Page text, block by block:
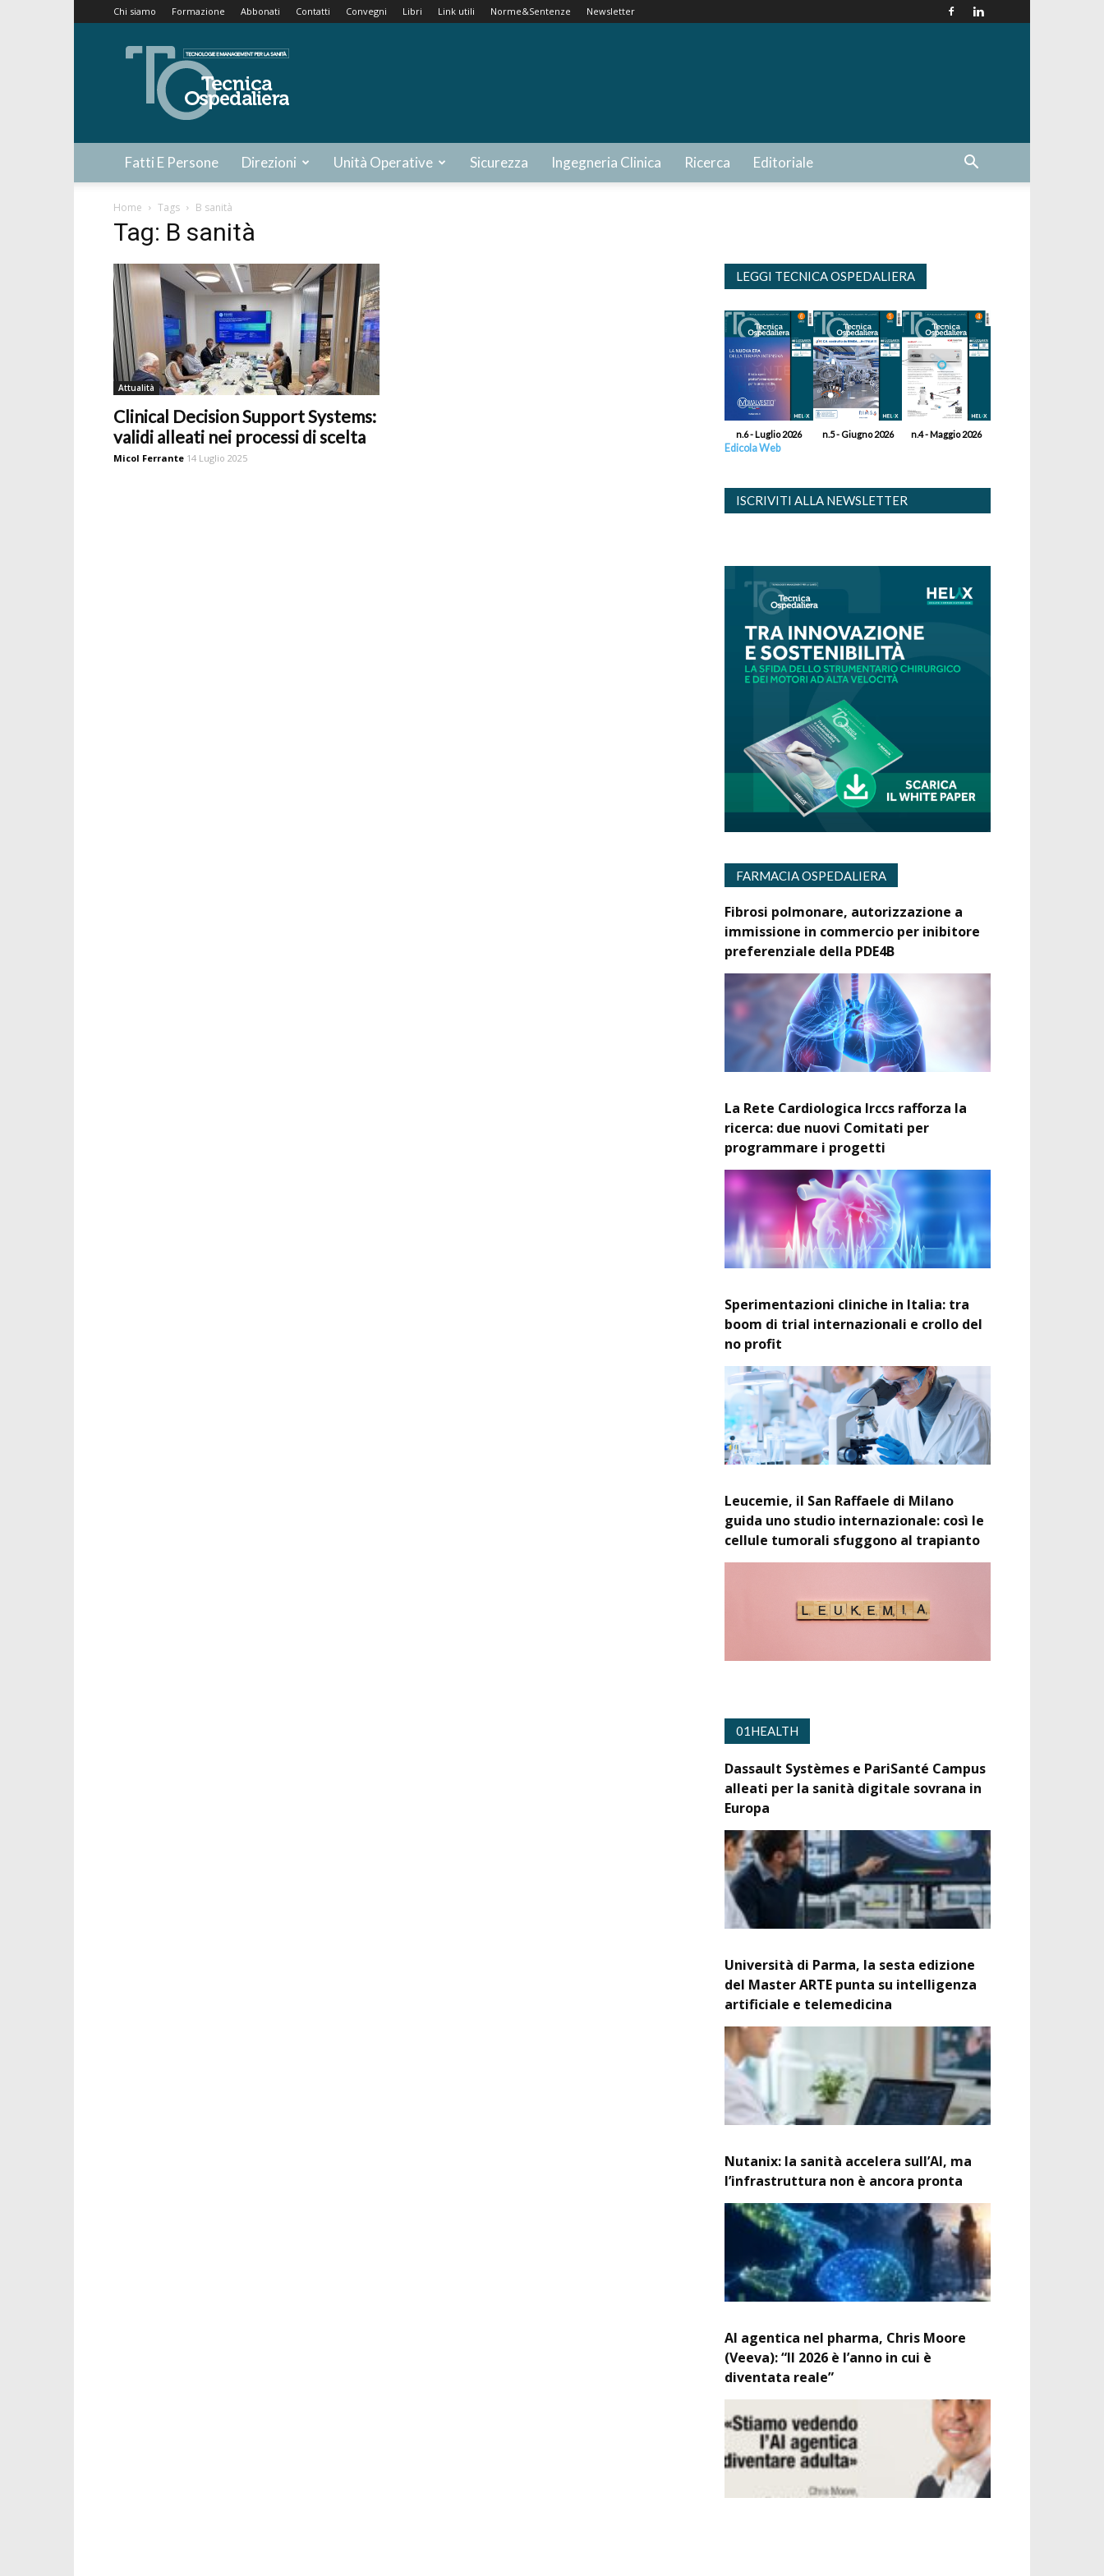
Chi siamo Formazione Abbonati Contatti Convegni Libri Link utili Norme&Sentenze Newsletter
Tecnica
Ospedaliera
Fatti E Persone Direzioni Unità Operative Sicurezza Ingegneria Clinica Ricerca Editoriale
Home Tags B sanità
Tag: B sanità
Attualità
Clinical Decision Support Systems:
validi alleati nei processi di scelta
Micol Ferrante 14 Luglio 2025
LEGGI TECNICA OSPEDALIERA
n.6 - Luglio 2026 n.5 - Giugno 2026 n.4 - Maggio 2026
Edicola Web
ISCRIVITI ALLA NEWSLETTER
FARMACIA OSPEDALIERA
Fibrosi polmonare, autorizzazione a
immissione in commercio per inibitore
preferenziale della PDE4B
La Rete Cardiologica Irccs rafforza la
ricerca: due nuovi Comitati per
programmare i progetti
Sperimentazioni cliniche in Italia: tra
boom di trial internazionali e crollo del
no profit
Leucemie, il San Raffaele di Milano
guida uno studio internazionale: così le
cellule tumorali sfuggono al trapianto
01HEALTH
Dassault Systèmes e PariSanté Campus
alleati per la sanità digitale sovrana in
Europa
Università di Parma, la sesta edizione
del Master ARTE punta su intelligenza
artificiale e telemedicina
Nutanix: la sanità accelera sull’AI, ma
l’infrastruttura non è ancora pronta
AI agentica nel pharma, Chris Moore
(Veeva): “Il 2026 è l’anno in cui è
diventata reale”